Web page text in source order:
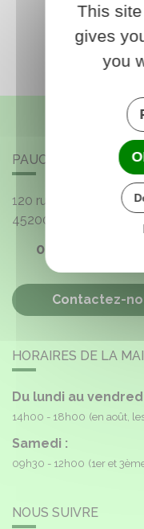
PAUCOURT
120 rue de l'Église
45200
02 38 85 40 16
Contactez-
HORAIRES DE LA
Du lundi au
14h00 - 18h00 (en août,
Samedi :
09h30 - 12h00 (1er et
NOUS SUIVRE
This
gives
you